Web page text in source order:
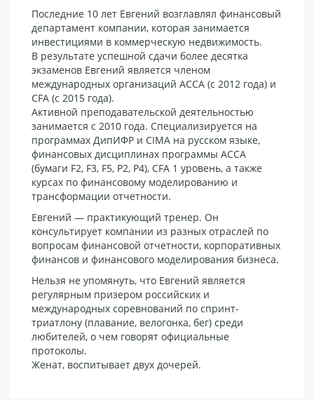
Последние 10 лет Евгений возглавлял финансовый
департамент компании, которая занимается
инвестициями в коммерческую недвижимость.
В результате успешной сдачи более десятка
экзаменов Евгений является членом
международных организаций АССА (с 2012 года) и
СFA (с 2015 года).
Активной преподавательской деятельностью
занимается с 2010 года. Специализируется на
программах ДипИФР и CIMA на русском языке,
финансовых дисциплинах программы АССА
(бумаги F2, F3, F5, P2, P4), CFA 1 уровень, а также
курсах по финансовому моделированию и
трансформации отчетности.
Евгений — практикующий тренер. Он
консультирует компании из разных отраслей по
вопросам финансовой отчетности, корпоративных
финансов и финансового моделирования бизнеса.
Нельзя не упомянуть, что Евгений является
регулярным призером российских и
международных соревнований по спринт-
триатлону (плавание, велогонка, бег) среди
любителей, о чем говорят официальные
протоколы.
Женат, воспитывает двух дочерей.